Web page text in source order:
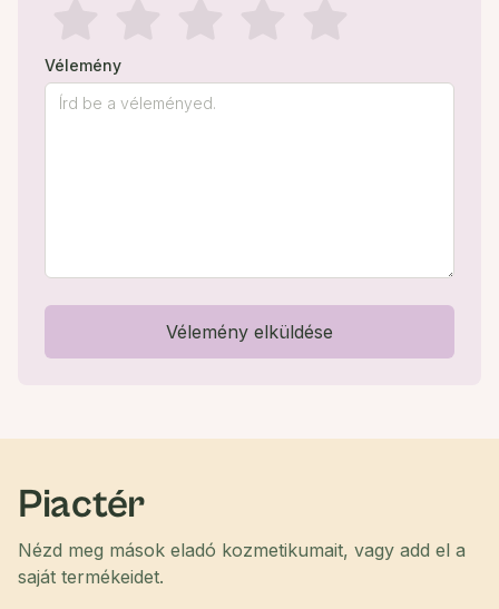
Vélemény
Vélemény elküldése
Piactér
Nézd meg mások eladó kozmetikumait, vagy add el a
saját termékeidet.